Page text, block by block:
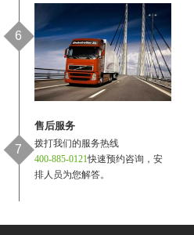
6
7
售后服务
拨打我们的服务热线
400-885-0121快速预约咨询，安
排人员为您解答。